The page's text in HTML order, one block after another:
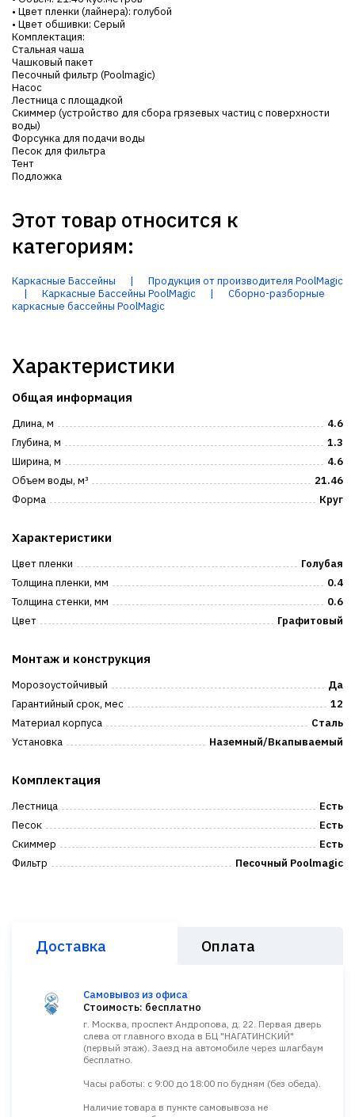
• Цвет пленки (лайнера): голубой
• Цвет обшивки: Серый
Комплектация:
Стальная чаша
Чашковый пакет
Песочный фильтр (Poolmagic)
Насос
Лестница с площадкой
Скиммер (устройство для сбора грязевых частиц с поверхности
воды)
Форсунка для подачи воды
Песок для фильтра
Тент
Подложка
Этот товар относится к
категориям:
Каркасные Бассейны |
Продукция от производителя PoolMagic
|
Каркасные Бассейны PoolMagic |
Сборно-разборные
каркасные бассейны PoolMagic
Характеристики
Общая информация
Длина, м
4.6
Глубина, м
1.3
Ширина, м
4.6
Объем воды, м³
21.46
Форма
Круг
Характеристики
Цвет пленки
Голубая
Толщина пленки, мм
0.4
Толщина стенки, мм
0.6
Цвет
Графитовый
Монтаж и конструкция
Морозоустойчивый
Да
Гарантийный срок, мес
12
Материал корпуса
Сталь
Установка
Наземный/Вкапываемый
Комплектация
Лестница
Есть
Песок
Есть
Скиммер
Есть
Фильтр
Песочный Poolmagic
Доставка Оплата
Самовывоз из офиса
Стоимость: бесплатно
г. Москва, проспект Андропова, д. 22. Первая дверь
слева от главного входа в БЦ "НАГАТИНСКИЙ"
(первый этаж). Заезд на автомобиле через шлагбаум
бесплатно.
Часы работы: с 9:00 до 18:00 по будням (без обеда).
Наличие товара в пункте самовывоза не